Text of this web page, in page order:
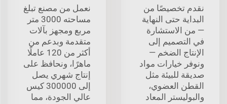
نقدم تخصيصًا من
البداية حتى النهاية
— من الاستشارة
في التصميم إلى
الإنتاج الضخم —
ونوفر خيارات مواد
صديقة للبيئة مثل
القطن العضوي،
والبوليستر المعاد
نعمل من مصنع تبلغ
مساحته 3000 متر
مربع ومجهز بآلات
متقدمة وبدعم من
أكثر من 120 عاملًا
ماهرًا، ونحافظ على
إنتاج شهري يصل
إلى 300000 كيس
عالي الجودة، مما